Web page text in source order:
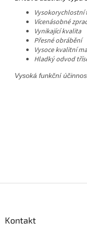
Vícenásobné
Vynikající kvalita
Přesné obrábění
Vysoce kvalitní
Hladký odvod
Vysoká funkční
Kontakt